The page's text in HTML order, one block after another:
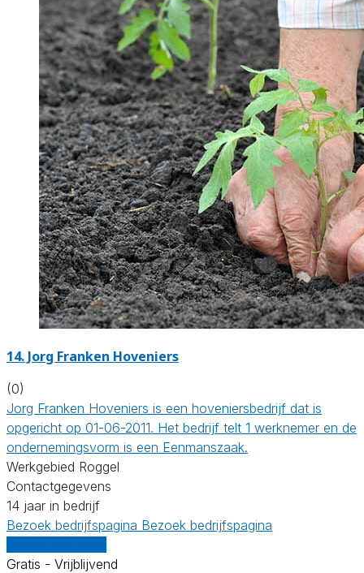
14. Jorg Franken Hoveniers
(0)
Jorg Franken Hoveniers is een hoveniersbedrijf dat is
opgericht op 01-06-2011. Het bedrijf telt 1 werknemer en de
ondernemingsvorm is een Eenmanszaak.
Werkgebied Roggel
Contactgegevens
14 jaar in bedrijf
Bezoek bedrijfspagina Bezoek bedrijfspagina
Gratis - Vrijblijvend